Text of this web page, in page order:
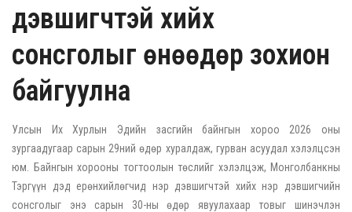
дэвшигчтэй хийх
сонсголыг өнөөдөр зохион
байгуулна
Улсын Их Хурлын Эдийн засгийн байнгын хороо 2026 оны
зургаадугаар сарын 29ний өдөр хуралдаж, гурван асуудал хэлэлцсэн
юм. Байнгын хорооны тогтоолын төслийг хэлэлцэж, Монголбанкны
Тэргүүн дэд ерөнхийлөгчид нэр дэвшигчтэй хийх нэр дэвшигчийн
сонсголыг энэ сарын 30-ны өдөр явуулахаар товыг шинэчлэн